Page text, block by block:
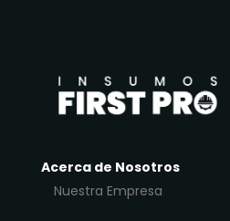
Acerca de Nosotros
Nuestra Empresa